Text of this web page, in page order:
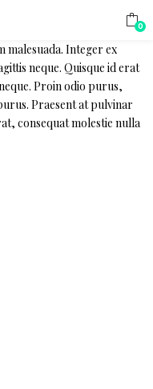
0
Integer ex
neque. Quisque id erat
Proin odio purus,
Praesent at pulvinar
consequat molestie nulla